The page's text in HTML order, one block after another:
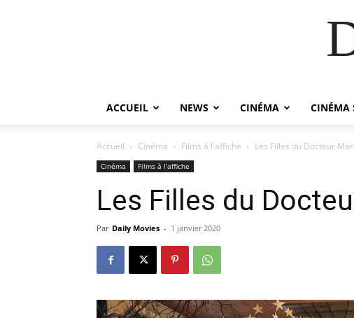
ACCUEIL NEWS CINÉMA CINÉMA
Accueil Cinéma Films à l'affiche Les Filles du Docteur
Cinéma Films à l'affiche
Les Filles du
Par Daily Movies - 1 janvier 2020